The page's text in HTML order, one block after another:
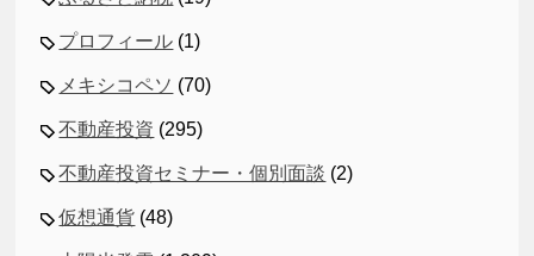
プロフィール (1)
メキシコペソ (70)
不動産投資 (295)
不動産投資セミナー・個別面談 (2)
仮想通貨 (48)